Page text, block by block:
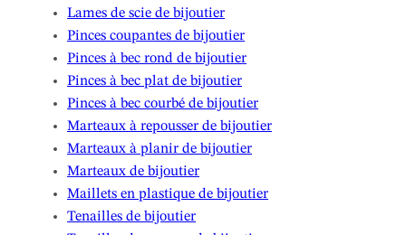
Lames de scie de bijoutier
Pinces coupantes de bijoutier
Pinces à bec rond de bijoutier
Pinces à bec plat de bijoutier
Pinces à bec courbé de bijoutier
Marteaux à repousser de bijoutier
Marteaux à planir de bijoutier
Marteaux de bijoutier
Maillets en plastique de bijoutier
Tenailles de bijoutier